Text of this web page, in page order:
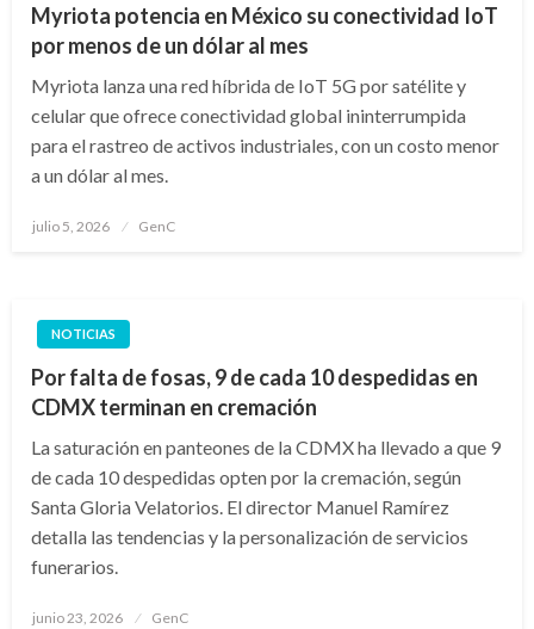
Myriota potencia en México su conectividad IoT
por menos de un dólar al mes
Myriota lanza una red híbrida de IoT 5G por satélite y
celular que ofrece conectividad global ininterrumpida
para el rastreo de activos industriales, con un costo menor
a un dólar al mes.
Publicado
julio 5, 2026 GenC
NOTICIAS
Por falta de fosas, 9 de cada 10 despedidas en
CDMX terminan en cremación
La saturación en panteones de la CDMX ha llevado a que 9
de cada 10 despedidas opten por la cremación, según
Santa Gloria Velatorios. El director Manuel Ramírez
detalla las tendencias y la personalización de servicios
funerarios.
Publicado
junio 23, 2026 GenC